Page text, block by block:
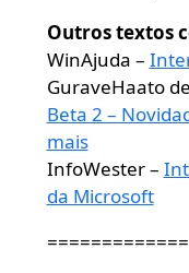
Outros textos
WinAjuda –
GuraveHaato
Beta 2 –
mais
InfoWester –
da Microsoft